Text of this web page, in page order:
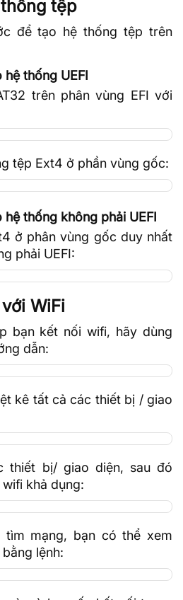
tệp
để tạo hệ thống tệp trên
thống UEFI
trên phân vùng EFI với
tệp Ext4 ở phần vùng gốc:
thống không phải UEFI
ở phân vùng gốc duy nhất
phải UEFI:
WiFi
bạn kết nối wifi, hãy dùng
dẫn:
kê tất cả các thiết bị / giao
thiết bị/ giao diện, sau đó
khả dụng:
tìm mạng, bạn có thể xem
lệnh: